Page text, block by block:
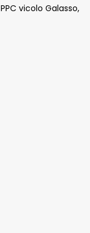
vicolo Galasso,